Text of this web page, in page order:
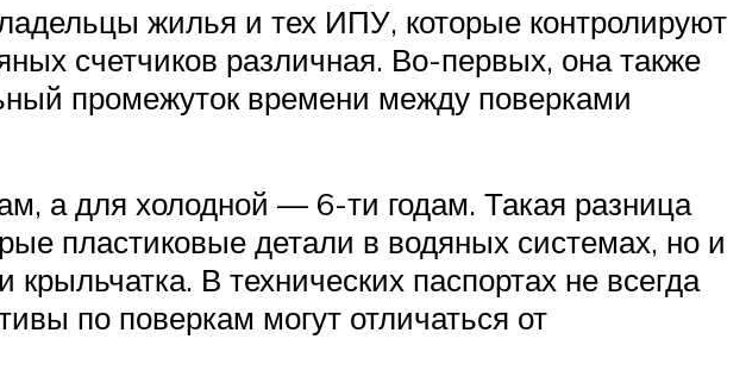
жилья и тех ИПУ, которые контролируют
счетчиков различная. Во-первых, она также
промежуток времени между поверками
а для холодной — 6-ти годам. Такая разница
пластиковые детали в водяных системах, но и
В технических паспортах не всегда
по поверкам могут отличаться от